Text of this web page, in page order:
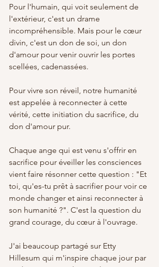
Pour l'humain, qui voit seulement de
l'extérieur, c'est un drame
incompréhensible. Mais pour le cœur
divin, c'est un don de soi, un don
d'amour pour venir ouvrir les portes
scellées, cadenassées.
Pour vivre son réveil, notre humanité
est appelée à reconnecter à cette
vérité, cette initiation du sacrifice, du
don d'amour pur.
Chaque ange qui est venu s'offrir en
sacrifice pour éveiller les consciences
vient faire résonner cette question : "Et
toi, qu'es-tu prêt à sacrifier pour voir ce
monde changer et ainsi reconnecter à
son humanité ?". C'est la question du
grand courage, du cœur à l'ouvrage.
J'ai beaucoup partagé sur Etty
Hillesum qui m'inspire chaque jour par